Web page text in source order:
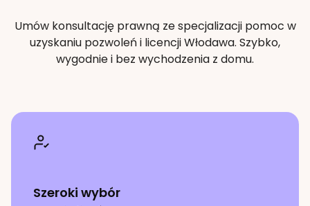
Umów konsultację prawną ze specjalizacji pomoc w
uzyskaniu pozwoleń i licencjiWłodawa. Szybko,
wygodnie i bez wychodzenia z domu.
Szeroki wybór